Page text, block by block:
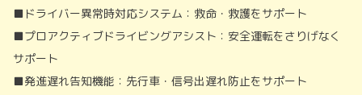
■ドライバー異常時対応システム：救命・救護をサポート
■プロアクティブドライビングアシスト：安全運転をさりげなく
サポート
■発進遅れ告知機能：先行車・信号出遅れ防止をサポート